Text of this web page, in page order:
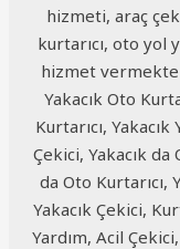
hizmeti, araç
kurtarıcı, oto yol
hizmet
Yakacık Oto
Kurtarıcı, Yakacık
Çekici, Yakacık
da Oto Kurtarıcı,
Yakacık Çekici,
Yardım, Acil